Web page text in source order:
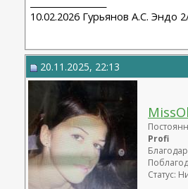
10.02.2026 Гурьянов А.С. Эндо
20.11.2025, 22:13
Profi
Статус: